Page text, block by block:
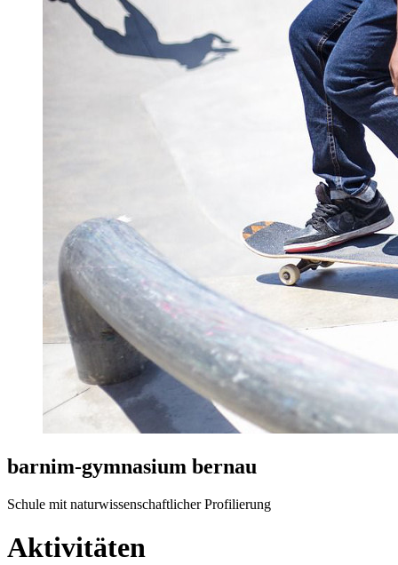
barnim-gymnasium bernau
Schule mit naturwissenschaftlicher Profilierung
Aktivitäten